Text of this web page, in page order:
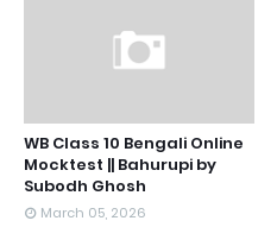
WB Class 10 Bengali Online
Mocktest || Bahurupi by
Subodh Ghosh
March 05, 2026